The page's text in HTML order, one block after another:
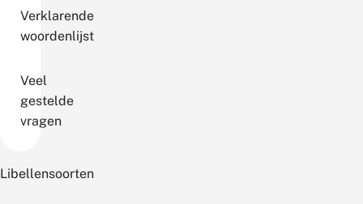
Verklarende
woordenlijst
Veel
gestelde
vragen
Libellensoorten